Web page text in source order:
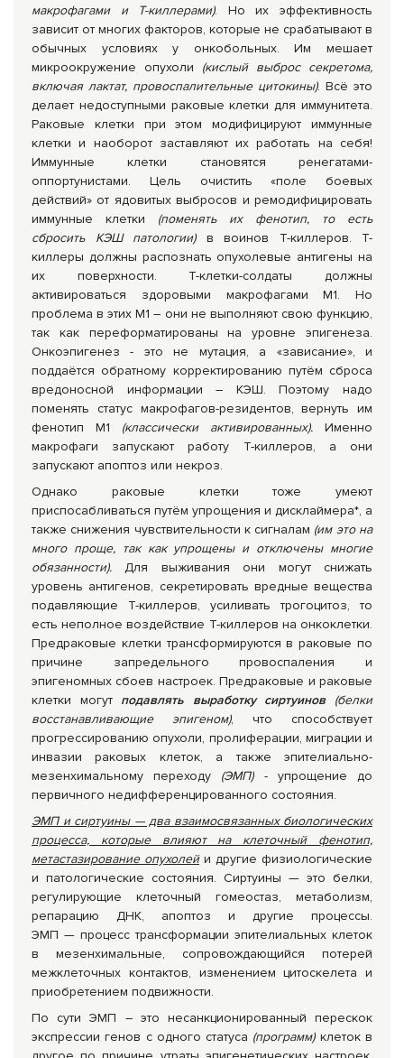
макрофагами и Т-киллерами). Но их эффективность
зависит от многих факторов, которые не срабатывают в
обычных условиях у онкобольных. Им мешает
микроокружение опухоли (кислый выброс секретома,
включая лактат, провоспалительные цитокины). Всё это
делает недоступными раковые клетки для иммунитета.
Раковые клетки при этом модифицируют иммунные
клетки и наоборот заставляют их работать на себя!
Иммунные клетки становятся ренегатами-
оппортунистами. Цель очистить «поле боевых
действий» от ядовитых выбросов и ремодифицировать
иммунные клетки (поменять их фенотип, то есть
сбросить КЭШ патологии)в воинов Т-киллеров. Т-
киллеры должны распознать опухолевые антигены на
их поверхности. Т-клетки-солдаты должны
активироваться здоровыми макрофагами М1. Но
проблема в этих М1 – они не выполняют свою функцию,
так как переформатированы на уровне эпигенеза.
Онкоэпигенез - это не мутация, а «зависание», и
поддаётся обратному корректированию путём сброса
вредоносной информации – КЭШ. Поэтому надо
поменять статус макрофагов-резидентов, вернуть им
фенотип М1 (классически активированных). Именно
макрофаги запускают работу Т-киллеров, а они
запускают апоптоз или некроз.
Однако раковые клетки тоже умеют
приспосабливаться путём упрощения и дисклаймера*, а
также снижения чувствительности к сигналам (им это на
много проще, так как упрощены и отключены многие
обязанности). Для выживания они могут снижать
уровень антигенов, секретировать вредные вещества
подавляющие Т-киллеров, усиливать трогоцитоз, то
есть неполное воздействие Т-киллеров на онкоклетки.
Предраковые клетки трансформируются в раковые по
причине запредельного провоспаления и
эпигеномных сбоев настроек. Предраковые и раковые
клетки могут подавлять выработку сиртуинов
(белки
восстанавливающие эпигеном), что способствует
прогрессированию опухоли, пролиферации, миграции и
инвазии раковых клеток, а также эпителиально-
мезенхимальному переходу (ЭМП)- упрощение до
первичного недифференцированного состояния.
ЭМП и сиртуины — два взаимосвязанных биологических
процесса, которые влияют на клеточный фенотип,
метастазирование опухолейи другие физиологические
и патологические состояния. Сиртуины — это белки,
регулирующие клеточный гомеостаз, метаболизм,
репарацию ДНК, апоптоз и другие процессы.
ЭМП — процесс трансформации эпителиальных клеток
в мезенхимальные, сопровождающийся потерей
межклеточных контактов, изменением цитоскелета и
приобретением подвижности.
По сути ЭМП – это несанкционированный перескок
экспрессии генов с одного статуса (программ)клеток в